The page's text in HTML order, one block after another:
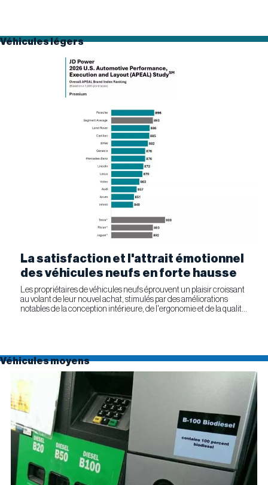
Véhicules légers
La satisfaction et l'attrait émotionnel
des véhicules neufs en forte hausse
Les propriétaires de véhicules neufs éprouvent un plaisir croissant
au volant de leur nouvel achat, stimulés par des améliorations
notables de la conception intérieure, de l'ergonomie et de la qualité
Véhicules moyens